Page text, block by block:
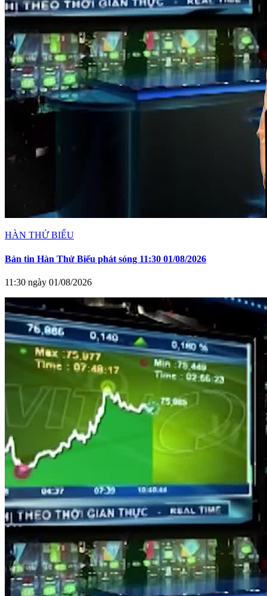
HÀN THỬ BIỂU
Bản tin Hàn Thử Biểu phát sóng 11:30 01/08/2026
11:30 ngày 01/08/2026